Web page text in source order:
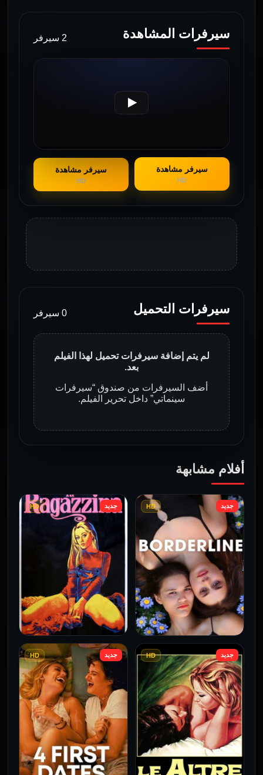
سيرفرات المشاهدة 2 سيرفر
سيرفر مشاهدة
HD
سيرفر مشاهدة
HD
سيرفرات التحميل 0 سيرفر
لم يتم إضافة سيرفرات تحميل لهذا الفيلم
بعد.
أضف السيرفرات من صندوق “سيرفرات
سينماتي” داخل تحرير الفيلم.
أفلام مشابهة
جديد HD
فيلم Borderline مترجم
للكبار فقط
2026
جديد HD
فيلم Monika مترجم للكبار
فقط
2026
جديد HD جديد HD